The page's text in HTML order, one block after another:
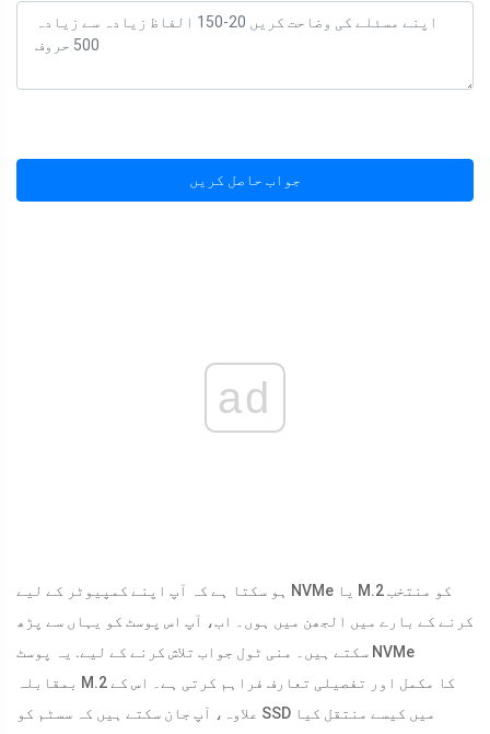
جواب حاصل کریں
ad
ہو سکتا ہے کہ آپ اپنے کمپیوٹر کے لیے NVMe یا M.2 کو منتخب
کرنے کے بارے میں الجھن میں ہوں۔ اب، آپ اس پوسٹ کو یہاں سے پڑھ
سکتے ہیں۔ منی ٹول جواب تلاش کرنے کے لیے. یہ پوسٹ NVMe
بمقابلہ M.2 کا مکمل اور تفصیلی تعارف فراہم کرتی ہے۔ اس کے
علاوہ، آپ جان سکتے ہیں کہ سسٹم کو SSD میں کیسے منتقل کیا